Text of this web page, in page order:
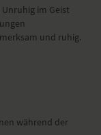
im Geist
und ruhig.
während der